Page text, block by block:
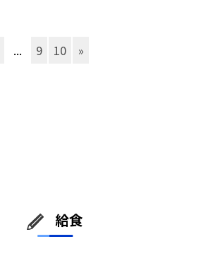
... 9 10 »
給食